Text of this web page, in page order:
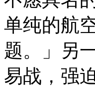
单纯的航
题。」另
易战，强